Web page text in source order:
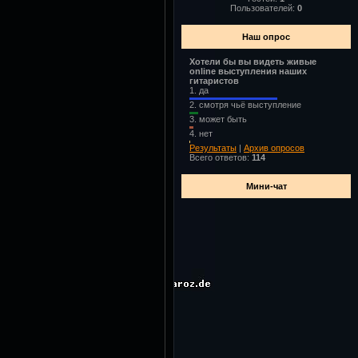
Пользователей: 0
Наш опрос
Хотели бы вы видеть живые
online выступления наших
гитаристов
1. да
2. смотря чьё выступление
3. может быть
4. нет
Результаты | Архив опросов
Всего ответов: 114
Мини-чат